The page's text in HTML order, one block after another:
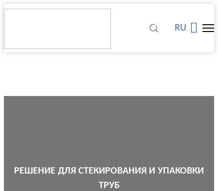
RU
РЕШЕНИЕ ДЛЯ СТЕКИРОВАНИЯ И УПАКОВКИ
ТРУБ